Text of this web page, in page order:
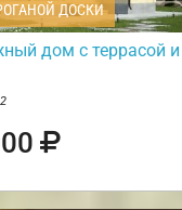
ДОСКИ
дом с террасой
2